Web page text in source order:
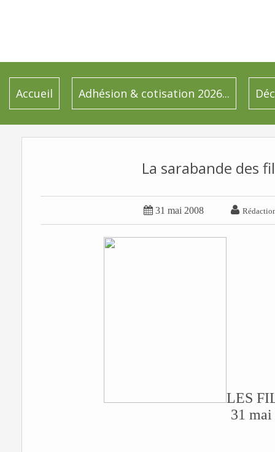
Accueil Adhésion & cotisation 2026...
La sarabande des
 31 mai 2008 
LES
31 mai